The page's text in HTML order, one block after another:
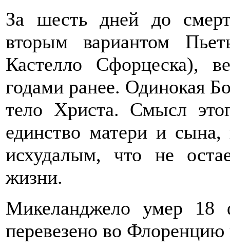
За шесть дней до
вторым вариантом
Кастелло Сфорцеска),
годами ранее. Одинокая
тело Христа. Смысл
единство матери и сына,
исхудалым, что не
жизни.
Микеланджело умер 18
перевезено во Флоренцию